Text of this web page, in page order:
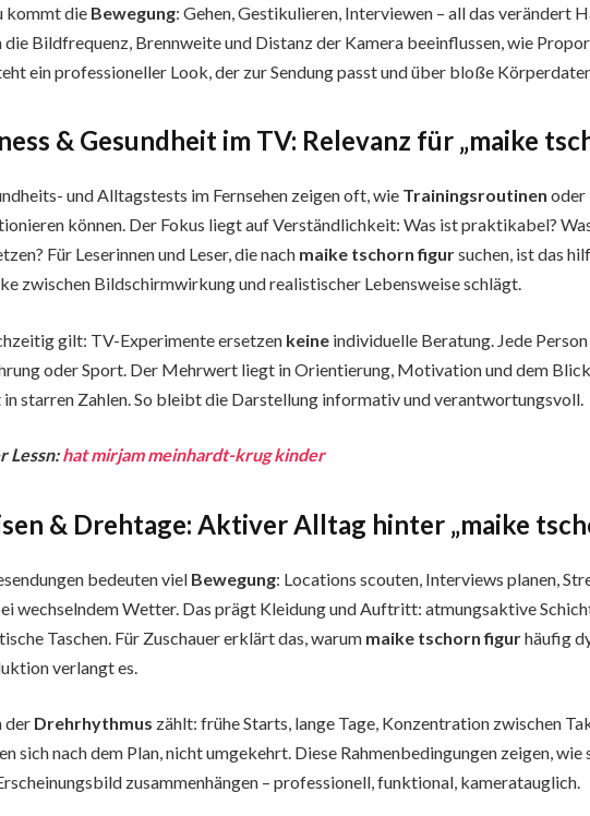
kommt die Bewegung: Gehen, Gestikulieren, Interviewen – all das verändert
die Bildfrequenz, Brennweite und Distanz der Kamera beeinflussen, wie
ein professioneller Look, der zur Sendung passt und über bloße
& Gesundheit im TV: Relevanz für „maike
und Alltagstests im Fernsehen zeigen oft, wie Trainingsroutinen oder
können. Der Fokus liegt auf Verständlichkeit: Was ist praktikabel?
Für Leserinnen und Leser, die nach maike tschorn figursuchen, ist das
zwischen Bildschirmwirkung und realistischer Lebensweise schlägt.
gilt: TV-Experimente ersetzen keine individuelle Beratung. Jede
oder Sport. Der Mehrwert liegt in Orientierung, Motivation und dem Blick
in starren Zahlen. So bleibt die Darstellung informativ und verantwortungsvoll.
Lessn:hat mirjam meinhardt-krug kinder
& Drehtage: Aktiver Alltag hinter „maike
bedeuten viel Bewegung: Locations scouten, Interviews planen,
wechselndem Wetter. Das prägt Kleidung und Auftritt: atmungsaktive
Taschen. Für Zuschauer erklärt das, warum maike tschorn figurhäufig
verlangt es.
der Drehrhythmus zählt: frühe Starts, lange Tage, Konzentration zwischen
sich nach dem Plan, nicht umgekehrt. Diese Rahmenbedingungen zeigen,
zusammenhängen – professionell, funktional, kameratauglich.